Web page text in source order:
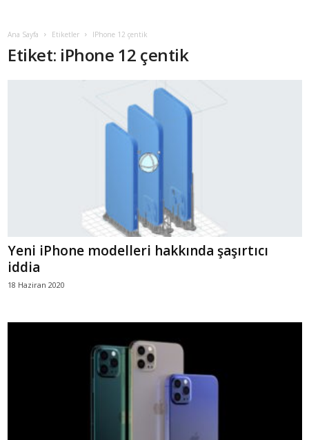
Ana Sayfa Etiketler IPhone 12 çentik
Etiket: iPhone 12 çentik
Yeni iPhone modelleri hakkında şaşırtıcı
iddia
18 Haziran 2020